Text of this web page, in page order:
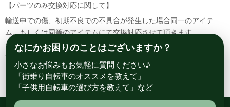
【パーツのみ交換対応に関して】
輸送中での傷、初期不良での不具合が発生した場合同一のアイテ
ム、もしくは同等のアイテムにて交換対応させて頂きます。
その場合該当部品を着払いにて返送して頂く必要が御座いますので
予めご了承ください。
なにかお困りのことはございますか？
小さなお悩みもお気軽に質問ください♪
「街乗り自転車のオススメを教えて」
「子供用自転車の選び方を教えて」など